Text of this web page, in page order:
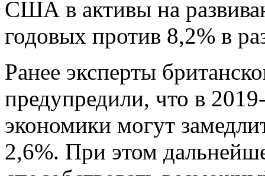
США в активы на
годовых против 8,2% в
Ранее эксперты
предупредили, что в
экономики могут
2,6%. При этом